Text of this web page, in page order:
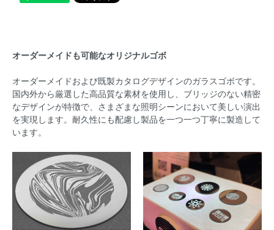
オーダーメイドも可能なオリジナルゴボ
オーダーメイドおよび既製カタログデザインのガラスゴボです。
国内外から厳選した高品質な素材を使用し、ブリッジのない精密
なデザインが特徴で、さまざまな照明シーンにおいて美しい演出
を実現します。耐久性にも配慮し製品を一つ一つ丁寧に製造して
います。